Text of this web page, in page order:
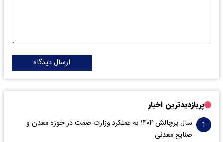
ارسال دیدگاه
پربازدیدترین اخبار
سال پرچالش ۱۴۰۴ به عملکرد وزارت صمت در حوزه معدن و
صنایع معدنی